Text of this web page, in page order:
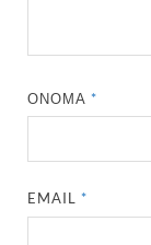
ΌΝΟΜΑ*
EMAIL*